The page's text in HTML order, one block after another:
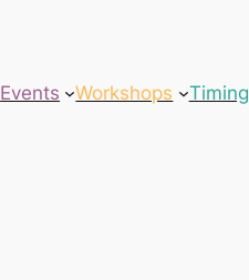
Events Workshops Timing